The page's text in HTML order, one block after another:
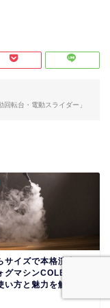
転台・電動スライダー」
サイズで本格演出！
グマシンCOLBOR
い方と魅力を解説